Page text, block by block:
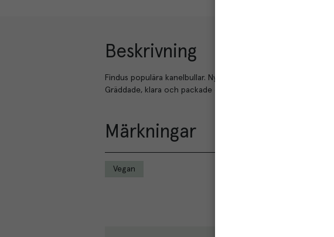
Beskrivning
Findus populära kanelbullar. Nybakade, med läcker
Gräddade, klara och packade en och en i snygga små
Märkningar
Vegan